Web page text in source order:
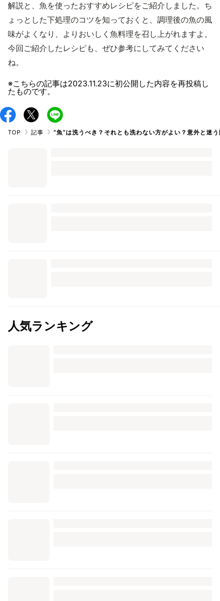
解説と、魚を使ったおすすめレシピをご紹介しました。ち
ょっとした下処理のコツを知っておくと、調理後の魚の風
味がよくなり、よりおいしく魚料理を召し上がれますよ。
今回ご紹介したレシピも、ぜひ参考にしてみてください
ね。
※こちらの記事は2023.11.23に初公開した内容を再投稿し
たものです。
TOP 記事 “魚”は洗うべき？それとも洗わない方がよい？意外と迷
人気ランキング